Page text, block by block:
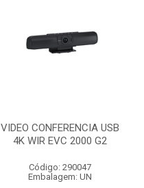
VIDEO CONFERENCIA USB
4K WIR EVC 2000 G2
Código: 290047
Embalagem: UN